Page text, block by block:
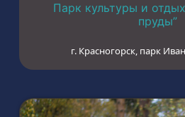
Парк культуры и
пруды”
г. Красногорск, парк